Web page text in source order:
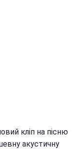
кліп на пісню
акустичну